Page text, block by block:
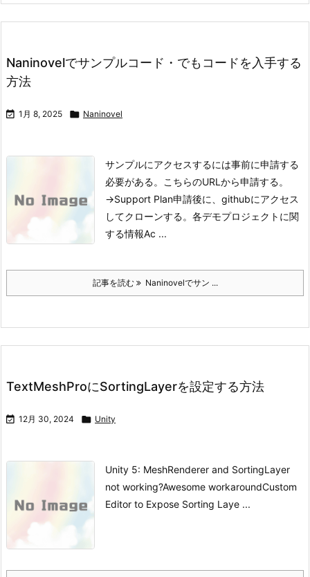
Naninovelでサンプルコード・でもコードを入手する
方法
 1月 8, 2025  Naninovel
サンプルにアクセスするには事前に申請する
必要がある。
こちらのURLから申請する。
→Support Plan申請後に、githubにアクセス
してクローンする。 各デモプロジェクトに関
する情報Ac ...
記事を読む Naninovelでサン ...
TextMeshProにSortingLayerを設定する方法
 12月 30, 2024  Unity
Unity 5: MeshRenderer and SortingLayer
not working?Awesome workaroundCustom
Editor to Expose Sorting Laye ...